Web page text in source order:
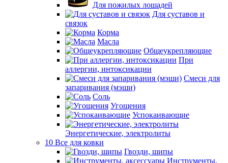
Для пожилых лошадей
Для суставов и
связок
Корма
Масла
Общеукрепляющие
При
аллергии, интоксикации
Смеси для
запаривания (мэши)
Соль
Угощения
Успокаивающие
Энергетические, электролиты
10 Все для ковки
Гвозди, шипы
Инструменты,